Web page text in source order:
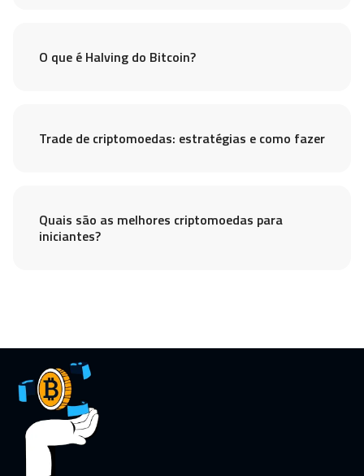
O que é Halving do Bitcoin?
Trade de criptomoedas: estratégias e como fazer
Quais são as melhores criptomoedas para
iniciantes?